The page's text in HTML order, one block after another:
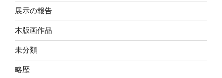
展示の報告
木版画作品
未分類
略歴